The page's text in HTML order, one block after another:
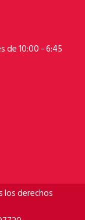
de 10:00 - 6:45
los derechos